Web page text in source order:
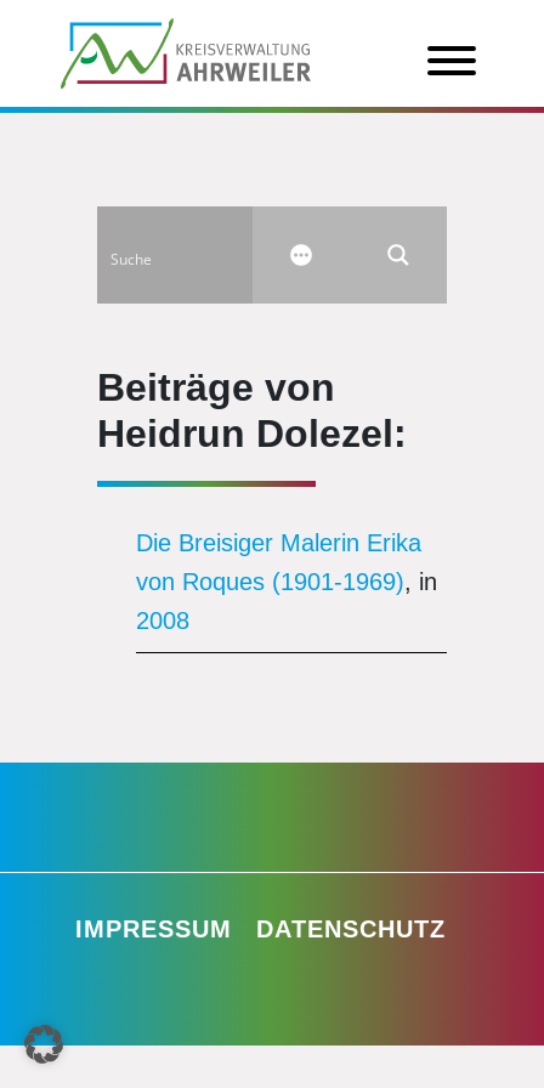
Beiträge von
Heidrun Dolezel:
Die Breisiger Malerin Erika
von Roques (1901-1969), in
2008
IMPRESSUM DATENSCHUTZ